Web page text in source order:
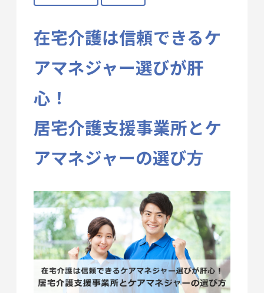
在宅介護は信頼できるケ
アマネジャー選びが肝
心！
居宅介護支援事業所とケ
アマネジャーの選び方